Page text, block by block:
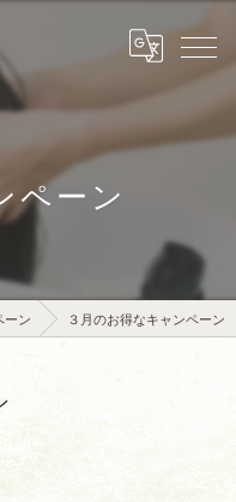
ペーン
ーン ３月のお得なキャンペーン